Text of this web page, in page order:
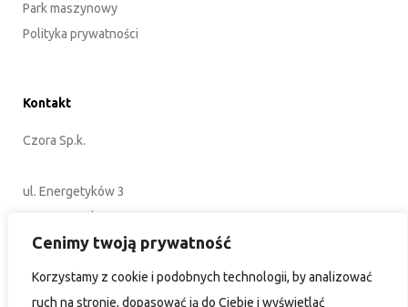
Cenimy twoją prywatność
Korzystamy z cookie i podobnych technologii, by analizować
ruch na stronie, dopasować ją do Ciebie i wyświetlać
Park maszynowy
Polityka prywatności
Kontakt
Czora Sp.k.
ul. Energetyków 3
45-920 Opole
POLSKA
+48 77 402 35 76